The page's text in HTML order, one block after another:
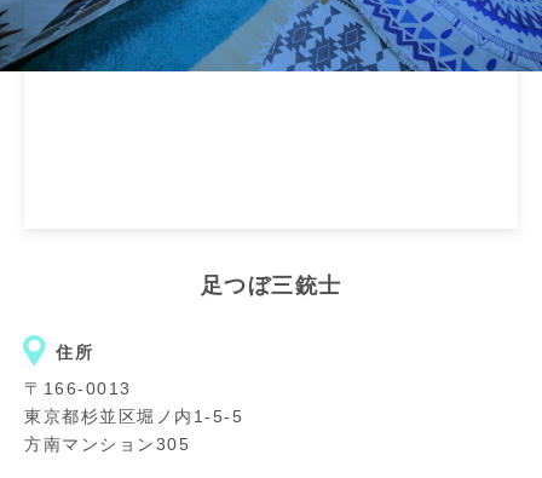
足つぼ三銃士
住所
〒166-0013
東京都杉並区堀ノ内1-5-5
方南マンション305